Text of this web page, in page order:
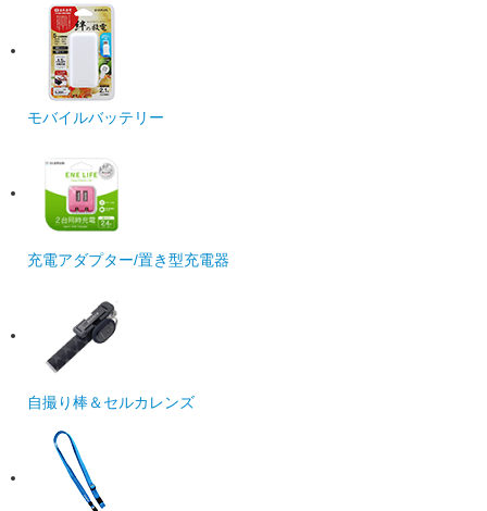
モバイルバッテリー
充電アダプター/置き型充電器
自撮り棒＆セルカレンズ